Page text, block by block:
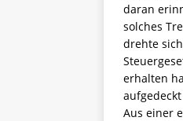
daran
solches
drehte
erhalten
Aus einer